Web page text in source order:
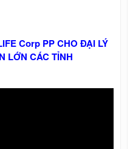
Corp PP CHO ĐẠI LÝ
LỚN CÁC TỈNH